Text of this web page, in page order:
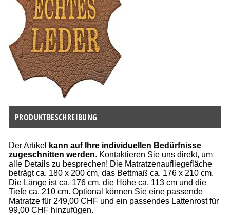
PRODUKTBESCHREIBUNG
Der Artikel
kann auf Ihre individuellen Bedürfnisse
zugeschnitten werden. Kontaktieren Sie uns direkt, um
alle Details zu besprechen! Die Matratzenaufliegefläche
beträgt ca. 180 x 200 cm, das Bettmaß ca. 176 x 210 cm.
Die Länge ist ca. 176 cm, die Höhe ca. 113 cm und die
Tiefe ca. 210 cm. Optional können Sie eine passende
Matratze für 249,00 CHF und ein passendes Lattenrost für
99,00 CHF hinzufügen.